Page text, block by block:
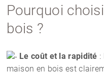
Pourquoi
bois ?
Le coût et la rapidité :
maison en bois est